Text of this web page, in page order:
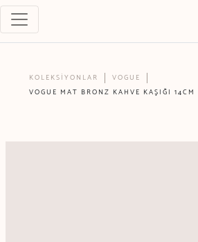
KOLEKSİYONLAR
VOGUE
VOGUE MAT BRONZ KAHVE KAŞIĞI 14CM